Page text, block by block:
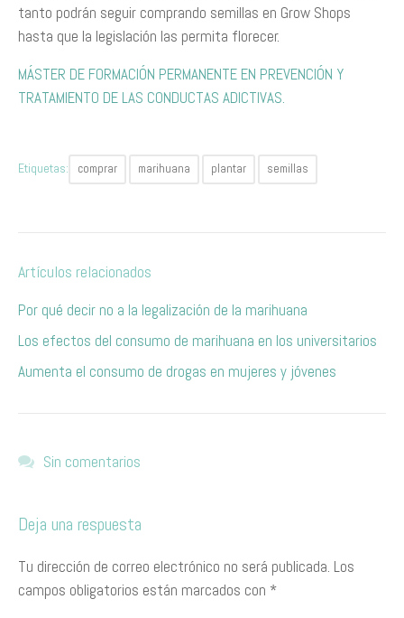
tanto podrán seguir comprando semillas en Grow Shops
hasta que la legislación las permita florecer.
MÁSTER DE FORMACIÓN PERMANENTE EN PREVENCIÓN Y
TRATAMIENTO DE LAS CONDUCTAS ADICTIVAS.
Etiquetas: comprar marihuana plantar semillas
Artículos relacionados
Por qué decir no a la legalización de la marihuana
​Los efectos del consumo de marihuana en los universitarios
Aumenta el consumo de drogas en mujeres y jóvenes
Sin comentarios
Deja una respuesta
Tu dirección de correo electrónico no será publicada. Los
campos obligatorios están marcados con *